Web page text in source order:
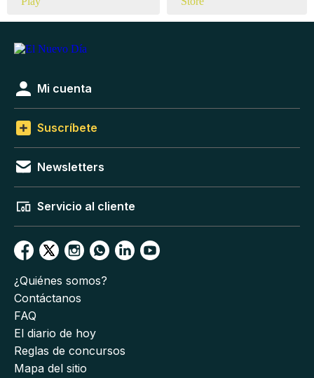
Mi cuenta
Suscríbete
Newsletters
Servicio al cliente
¿Quiénes somos?
Contáctanos
FAQ
El diario de hoy
Reglas de concursos
Mapa del sitio